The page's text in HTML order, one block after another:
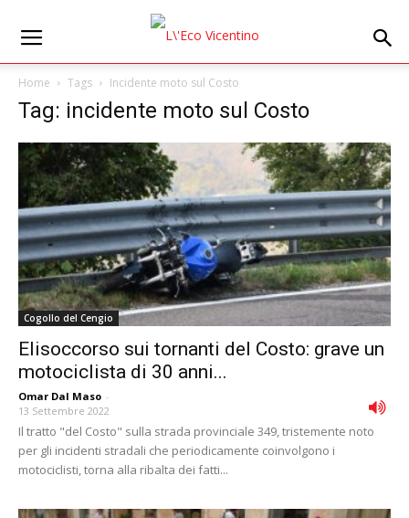
Home Tags Incidente moto sul Costo
Tag: incidente moto sul Costo
Cogollo del Cengio
Elisoccorso sui tornanti del Costo: grave un
motociclista di 30 anni...
Omar Dal Maso -
13 Settembre 2022
Il tratto "del Costo" sulla strada provinciale 349, tristemente noto
per gli incidenti stradali che periodicamente coinvolgono i
motociclisti, torna alla ribalta dei fatti...